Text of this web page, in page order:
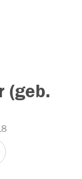
(geb.